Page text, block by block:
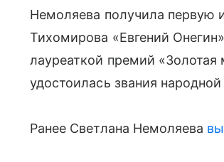
Немоляева получила первую
Тихомирова «Евгений
лауреаткой премий «Золотая
удостоилась звания
Ранее Светлана Немоляева